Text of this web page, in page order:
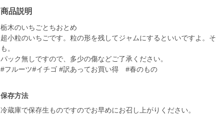
商品説明
栃木のいちごとちおとめ
超小粒のいちごです。粒の形を残してジャムにするといいですよ。
も。
パック無しですので、多少の傷などご了承ください。
#フルーツ#イチゴ #訳あってお買い得 #春のもの
保存方法
冷蔵庫で保存生ものですのでお早めにお召し上がりください。